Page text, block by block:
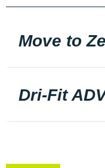
Move to
Dri-Fit